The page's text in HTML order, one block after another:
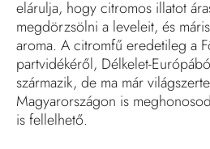
elárulja, hogy citromos illatot
megdörzsölni a leveleit, és
aroma. A citromfű eredetileg a
partvidékéről, Délkelet-
származik, de ma már
Magyarországon is
is fellelhető.